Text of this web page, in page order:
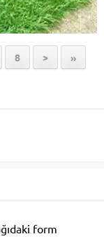
8 > »
form